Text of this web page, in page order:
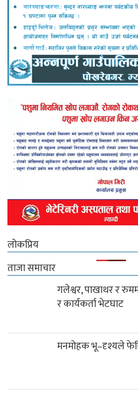
लोकप्रिय
ताजा समाचार
गलेश्वर, पाखाथर र
र कार्यकर्ता भेटघाट
मनमोहक भू–दृश्यले